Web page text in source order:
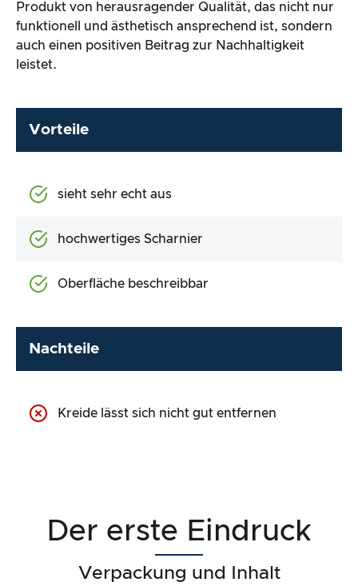
Produkt von herausragender Qualität, das nicht nur
funktionell und ästhetisch ansprechend ist, sondern
auch einen positiven Beitrag zur Nachhaltigkeit
leistet.
Vorteile
sieht sehr echt aus
hochwertiges Scharnier
Oberfläche beschreibbar
Nachteile
Kreide lässt sich nicht gut entfernen
Der erste Eindruck
Verpackung und Inhalt